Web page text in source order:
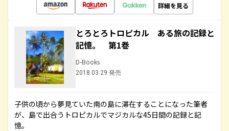
詳細を見る
とろとろトロピカル ある旅の記録と
記憶。 第1巻
D-Books
2018.03.29 発売
子供の頃から夢見ていた南の島に滞在することになった筆者
が、島で出合うトロピカルでマジカルな45日間の記録と記
憶。